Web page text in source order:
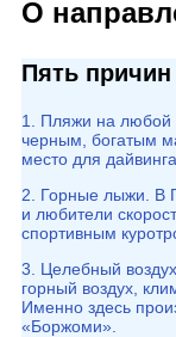
О
Пять
1. Пляжи на любой
черным, богатым
место для
2. Горные лыжи. В
и любители
спортивным
3. Целебный
горный воздух,
Именно здесь
«Боржоми».